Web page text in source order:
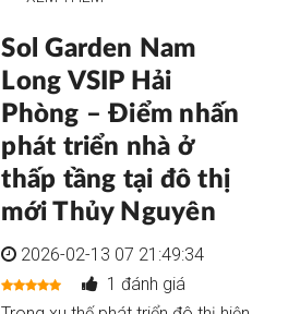
Sol Garden Nam
Long VSIP Hải
Phòng – Điểm nhấn
phát triển nhà ở
thấp tầng tại đô thị
mới Thủy Nguyên
2026-02-13 07 21:49:34
1 đánh giá